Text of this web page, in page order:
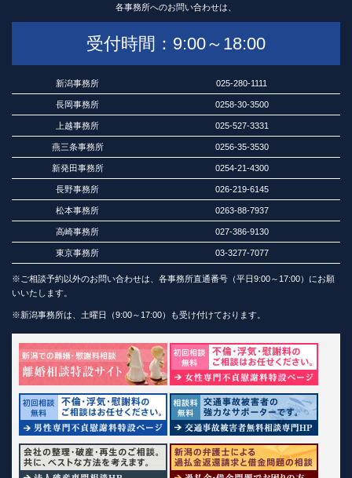
各事務所へのお問い合わせは、
受付時間：9:00～18:00
新潟事務所 025-280-1111
長岡事務所 0258-30-3500
上越事務所 025-527-3331
燕三条事務所 0256-35-3530
新発田事務所 0254-21-4300
長野事務所 026-219-6145
松本事務所 0263-88-7937
高崎事務所 027-386-9130
東京事務所 03-3277-7077
※ご相談予約以外のお問い合わせは、各事務所直通番号（平日9:00～17:00）にお願
いいたします。
※新潟事務所は、土曜日（9:00～17:00）も受け付けております。